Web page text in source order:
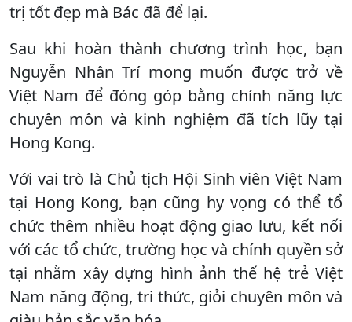
trị tốt đẹp mà Bác đã để lại.
Sau khi hoàn thành chương trình học, bạn
Nguyễn Nhân Trí mong muốn được trở về
Việt Nam để đóng góp bằng chính năng lực
chuyên môn và kinh nghiệm đã tích lũy tại
Hong Kong.
Với vai trò là Chủ tịch Hội Sinh viên Việt Nam
tại Hong Kong, bạn cũng hy vọng có thể tổ
chức thêm nhiều hoạt động giao lưu, kết nối
với các tổ chức, trường học và chính quyền sở
tại nhằm xây dựng hình ảnh thế hệ trẻ Việt
Nam năng động, tri thức, giỏi chuyên môn và